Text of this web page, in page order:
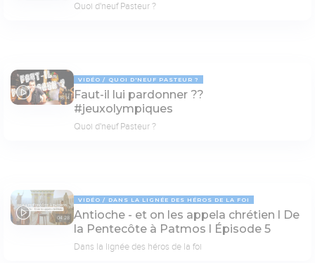
Quoi d'neuf Pasteur ?
18:14
VIDÉO QUOI D'NEUF PASTEUR ?
Faut-il lui pardonner ??
#jeuxolympiques
Quoi d'neuf Pasteur ?
04:28
VIDÉO DANS LA LIGNÉE DES HÉROS DE LA FOI
Antioche - et on les appela chrétien l De
la Pentecôte à Patmos l Épisode 5
Dans la lignée des héros de la foi